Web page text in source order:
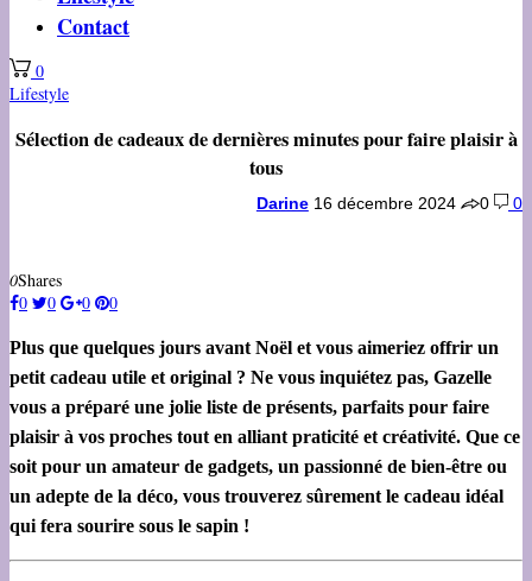
Contact
0
Lifestyle
Sélection de cadeaux de dernières minutes pour faire plaisir à
tous
Darine 16 décembre 2024 0 0
0Shares
0
0 0 0
Plus que quelques jours avant Noël et vous aimeriez offrir un
petit cadeau utile et original ? Ne vous inquiétez pas, Gazelle
vous a préparé une jolie liste de présents, parfaits pour faire
plaisir à vos proches tout en alliant praticité et créativité. Que ce
soit pour un amateur de gadgets, un passionné de bien-être ou
un adepte de la déco, vous trouverez sûrement le cadeau idéal
qui fera sourire sous le sapin !